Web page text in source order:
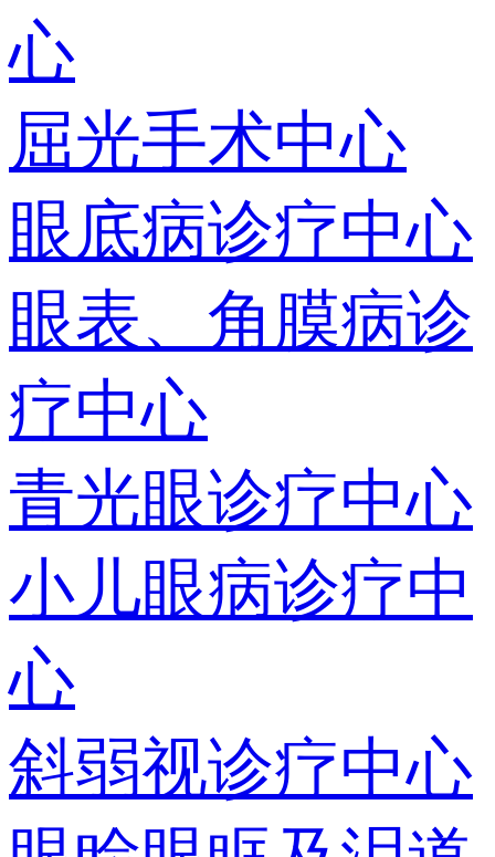
心
屈光手术中心
眼底病诊疗中心
眼表、角膜病诊
疗中心
青光眼诊疗中心
小儿眼病诊疗中
心
斜弱视诊疗中心